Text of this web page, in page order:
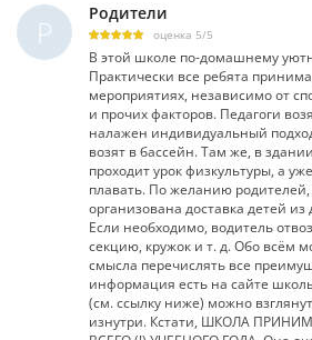
Р
Родители
оценка 5/5
В этой школе по-домашнему
Практически все ребята
мероприятиях, независимо от
и прочих факторов. Педагоги
налажен индивидуальный
возят в бассейн. Там же, в
проходит урок физкультуры, а
плавать. По желанию
организована доставка детей
Если необходимо, водитель
секцию, кружок и т. д. Обо всём
смысла перечислять все
информация есть на сайте
(см. ссылку ниже) можно
изнутри. Кстати, ШКОЛА